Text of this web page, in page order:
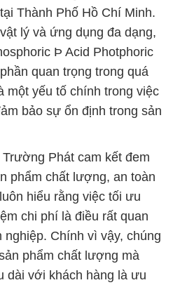
Thành Phố Hồ Chí Minh.
lý và ứng dụng đa dạng,
Þ Acid Photphoric
quan trọng trong quá
một yếu tố chính trong việc
bảo sự ổn định trong sản
Phát cam kết đem
phẩm chất lượng, an toàn
hiểu rằng việc tối ưu
chi phí là điều rất quan
Chính vì vậy, chúng
phẩm chất lượng mà
dài với khách hàng là ưu